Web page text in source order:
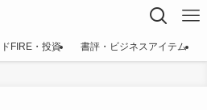
FIRE・投資 書評・ビジネスアイテム